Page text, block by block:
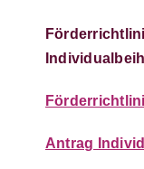
Antrag